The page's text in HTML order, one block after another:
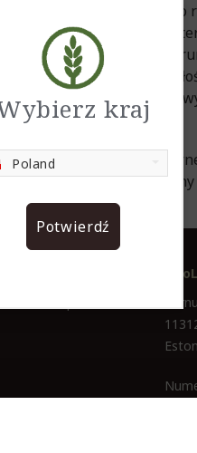
kraj
Poland
Potwierdź
w związku z tym prosimy
na ta stronę
nie zgadzasz się z
jakakolwiek część lub
przez
będzie naruszona.
dla Ciebie tę stronę
dostępu to tej
odpowiedź na